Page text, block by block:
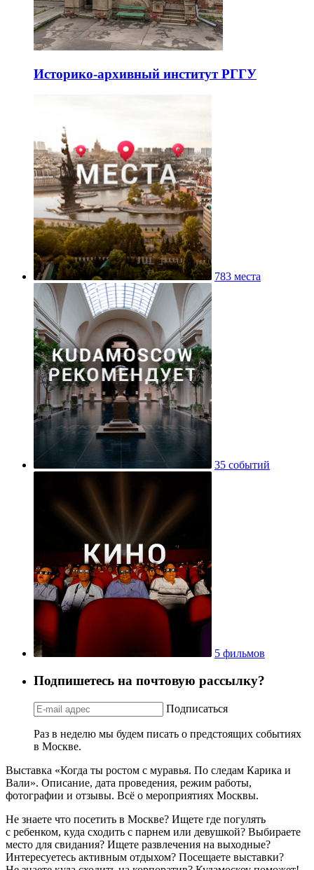
Историко-архивный институт РГГУ
783 места
35 событий
5 фильмов
Подпишетесь на почтовую рассылку?
Подписаться
Раз в неделю мы будем писать о предстоящих событиях
в Москве.
Выставка «Когда ты ростом с муравья. По следам Карика и
Вали». Описание, дата проведения, режим работы,
фотографии и отзывы. Всё о мероприятиях Москвы.
Не знаете что посетить в Москве? Ищете где погулять
с ребенком, куда сходить с парнем или девушкой? Выбираете
место для свидания? Ищете развлечения на выходные?
Интересуетесь активным отдыхом? Посещаете выставки?